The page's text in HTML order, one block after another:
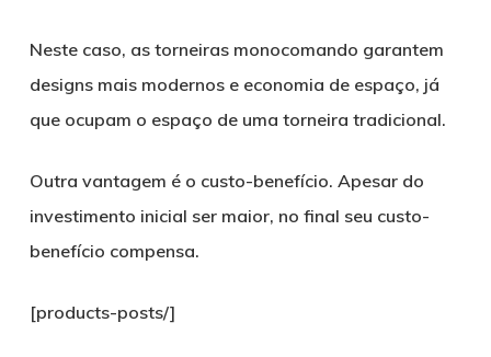
Neste caso, as torneiras monocomando garantem
designs mais modernos e economia de espaço, já
que ocupam o espaço de uma torneira tradicional.
Outra vantagem é o custo-benefício. Apesar do
investimento inicial ser maior, no final seu custo-
benefício compensa.
[products-posts/]